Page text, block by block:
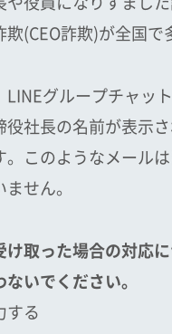
欺(CEO詐欺)が全国で
LINEグループチャッ
役社長の名前が表示
。このようなメール
せん。
け取った場合の対応に
いでください。
する